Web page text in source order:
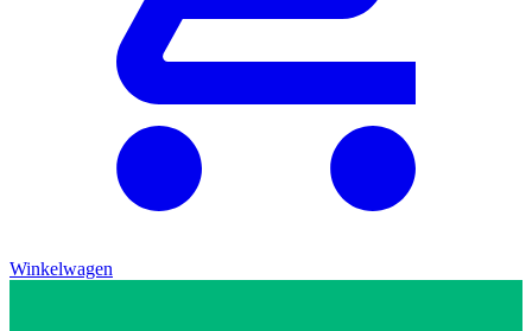
Winkelwagen